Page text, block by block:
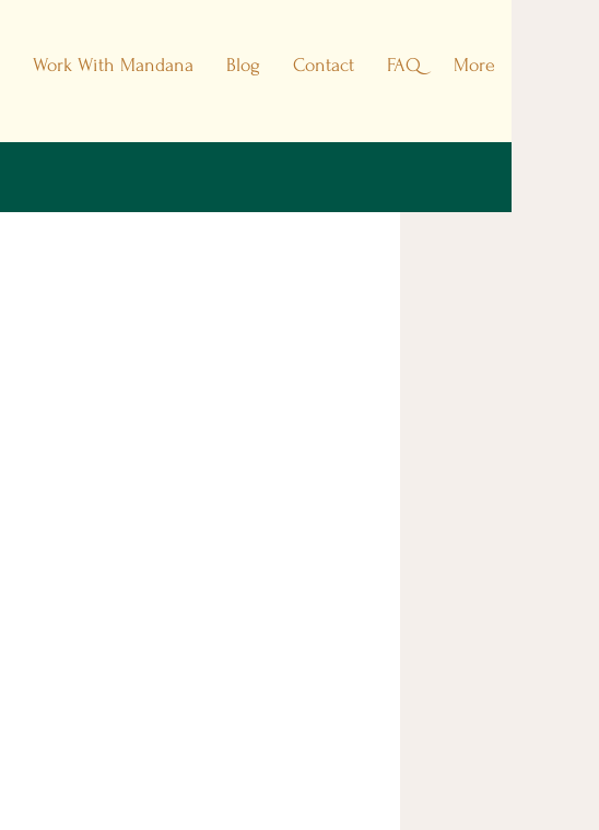
Work With Mandana Blog Contact FAQ More